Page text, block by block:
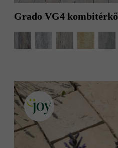
Grado VG4 kombitérkő